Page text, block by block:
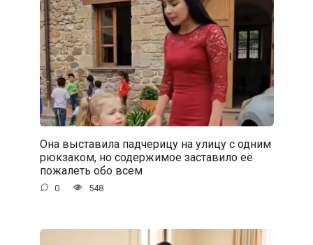
Она выставила падчерицу на улицу с одним
рюкзаком, но содержимое заставило её
пожалеть обо всем
0 548